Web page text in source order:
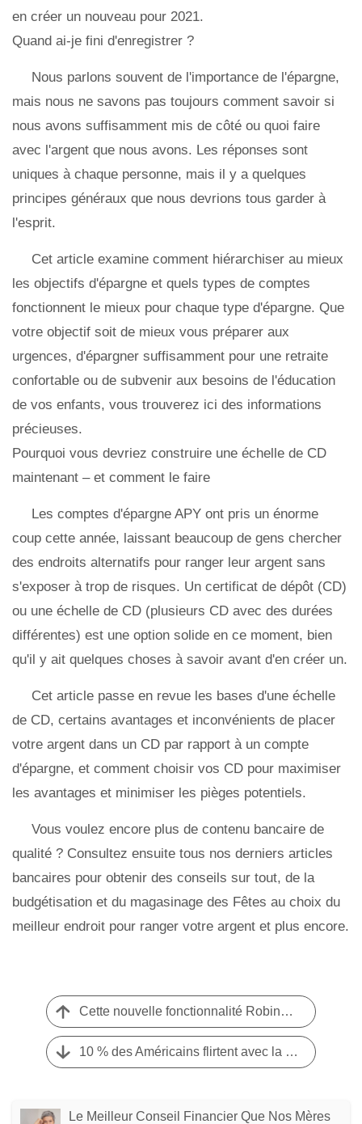
en créer un nouveau pour 2021.
Quand ai-je fini d'enregistrer ?
Nous parlons souvent de l'importance de l'épargne,
mais nous ne savons pas toujours comment savoir si
nous avons suffisamment mis de côté ou quoi faire
avec l'argent que nous avons. Les réponses sont
uniques à chaque personne, mais il y a quelques
principes généraux que nous devrions tous garder à
l'esprit.
Cet article examine comment hiérarchiser au mieux
les objectifs d'épargne et quels types de comptes
fonctionnent le mieux pour chaque type d'épargne. Que
votre objectif soit de mieux vous préparer aux
urgences, d'épargner suffisamment pour une retraite
confortable ou de subvenir aux besoins de l'éducation
de vos enfants, vous trouverez ici des informations
précieuses.
Pourquoi vous devriez construire une échelle de CD
maintenant – et comment le faire
Les comptes d'épargne APY ont pris un énorme
coup cette année, laissant beaucoup de gens chercher
des endroits alternatifs pour ranger leur argent sans
s'exposer à trop de risques. Un certificat de dépôt (CD)
ou une échelle de CD (plusieurs CD avec des durées
différentes) est une option solide en ce moment, bien
qu'il y ait quelques choses à savoir avant d'en créer un.
Cet article passe en revue les bases d'une échelle
de CD, certains avantages et inconvénients de placer
votre argent dans un CD par rapport à un compte
d'épargne, et comment choisir vos CD pour maximiser
les avantages et minimiser les pièges potentiels.
Vous voulez encore plus de contenu bancaire de
qualité ? Consultez ensuite tous nos derniers articles
bancaires pour obtenir des conseils sur tout, de la
budgétisation et du magasinage des Fêtes au choix du
meilleur endroit pour ranger votre argent et plus encore.
Cette nouvelle fonctionnalité Robinhood veut remplacer votre compte courant
10 % des Américains flirtent avec la catastrophe financière. Voici pourquoi
Le Meilleur Conseil Financier Que Nos Mères